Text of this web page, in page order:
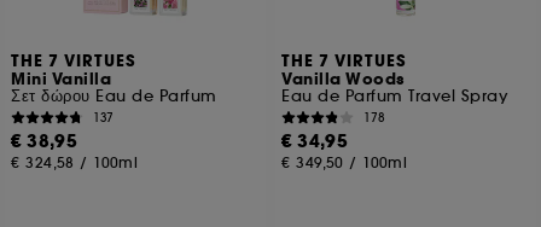
THE 7 VIRTUES
Mini Vanilla
Σετ δώρου Eau de Parfum
137
€ 38,95
€ 324,58 / 100ml
THE 7 VIRTUES
Vanilla Woods
Eau de Parfum Travel Spray
178
€ 34,95
€ 349,50 / 100ml